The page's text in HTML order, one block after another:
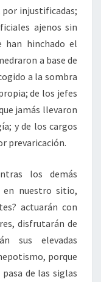
por injustificadas;
ajenos sin
han hinchado el
a base de
a la sombra
de los jefes
jamás llevaron
y de los cargos
prevaricación.
los demás
en nuestro sitio,
actuarán con
disfrutarán de
sus elevadas
porque
de las siglas